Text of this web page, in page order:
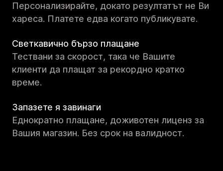
Персонализирайте, докато резултатът не Ви
хареса. Платете едва когато публикувате.
Светкавично бързо плащане
Тествани за скорост, така че Вашите
клиенти да плащат за рекордно кратко
време.
Запазете я завинаги
Еднократно плащане, доживотен лиценз за
Вашия магазин. Без срок на валидност.